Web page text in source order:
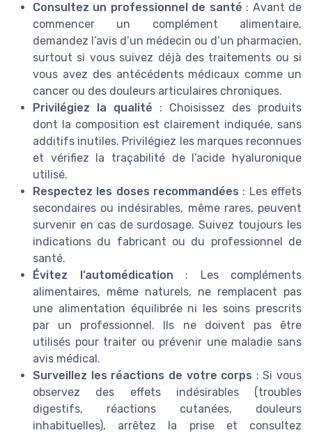
Consultez un professionnel de santé : Avant de
commencer un complément alimentaire,
demandez l’avis d’un médecin ou d’un pharmacien,
surtout si vous suivez déjà des traitements ou si
vous avez des antécédents médicaux comme un
cancer ou des douleurs articulaires chroniques.
Privilégiez la qualité : Choisissez des produits
dont la composition est clairement indiquée, sans
additifs inutiles. Privilégiez les marques reconnues
et vérifiez la traçabilité de l’acide hyaluronique
utilisé.
Respectez les doses recommandées : Les effets
secondaires ou indésirables, même rares, peuvent
survenir en cas de surdosage. Suivez toujours les
indications du fabricant ou du professionnel de
santé.
Évitez l’automédication : Les compléments
alimentaires, même naturels, ne remplacent pas
une alimentation équilibrée ni les soins prescrits
par un professionnel. Ils ne doivent pas être
utilisés pour traiter ou prévenir une maladie sans
avis médical.
Surveillez les réactions de votre corps : Si vous
observez des effets indésirables (troubles
digestifs, réactions cutanées, douleurs
inhabituelles), arrêtez la prise et consultez